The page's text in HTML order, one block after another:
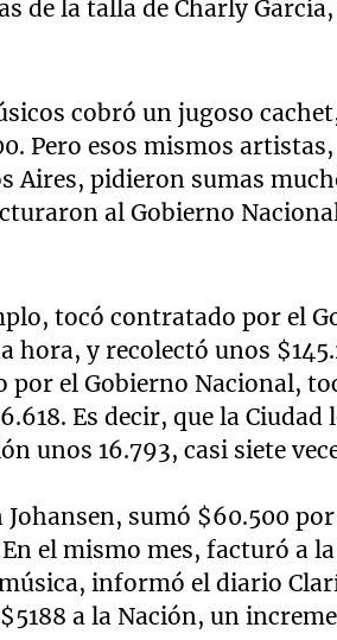
de la talla de Charly García,
cobró un jugoso
Pero esos mismos
Aires, pidieron sumas
al Gobierno
tocó contratado por el
hora, y recolectó unos
por el Gobierno Nacional,
Es decir, que la
unos 16.793, casi siete
Johansen, sumó $60.500
el mismo mes, facturó a
informó el diario
a la Nación, un